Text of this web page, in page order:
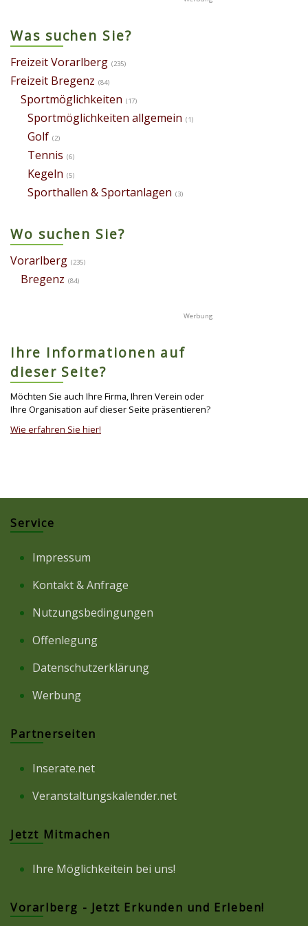
Was suchen Sie?
Freizeit Vorarlberg (235)
Freizeit Bregenz (84)
Sportmöglichkeiten (17)
Sportmöglichkeiten allgemein (1)
Golf (2)
Tennis (6)
Kegeln (5)
Sporthallen & Sportanlagen (3)
Wo suchen Sie?
Vorarlberg (235)
Bregenz (84)
Ihre Informationen auf
dieser Seite?
Möchten Sie auch Ihre Firma, Ihren Verein oder
Ihre Organisation auf dieser Seite präsentieren?
Wie erfahren Sie hier!
Service
Impressum
Kontakt & Anfrage
Nutzungsbedingungen
Offenlegung
Datenschutzerklärung
Werbung
Partnerseiten
Inserate.net
Veranstaltungskalender.net
Jetzt Mitmachen
Ihre Möglichkeitein bei uns!
Vorarlberg - Jetzt Erkunden und Erleben!